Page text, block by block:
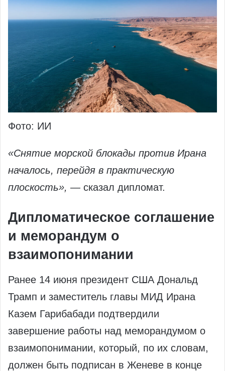
Фото: ИИ
«Снятие морской блокады против Ирана
началось, перейдя в практическую
плоскость», — сказал дипломат.
Дипломатическое соглашение
и меморандум о
взаимопонимании
Ранее 14 июня президент США Дональд
Трамп и заместитель главы МИД Ирана
Казем Гарибабади подтвердили
завершение работы над меморандумом о
взаимопонимании, который, по их словам,
должен быть подписан в Женеве в конце